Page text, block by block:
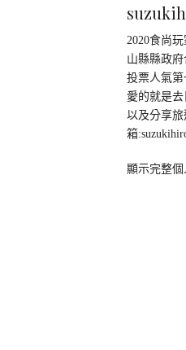
2020食尚
山縣縣政
投票人氣
愛的就是
以及分享
箱:
顯示完整